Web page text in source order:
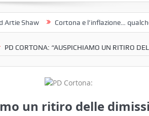
Cortona e l’inflazione… qualche
PD CORTONA: “AUSPICHIAMO UN RITIRO
un ritiro delle